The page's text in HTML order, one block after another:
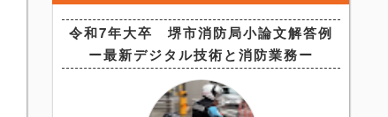
令和7年大卒 堺市消防局小論文解答例
ー最新デジタル技術と消防業務ー